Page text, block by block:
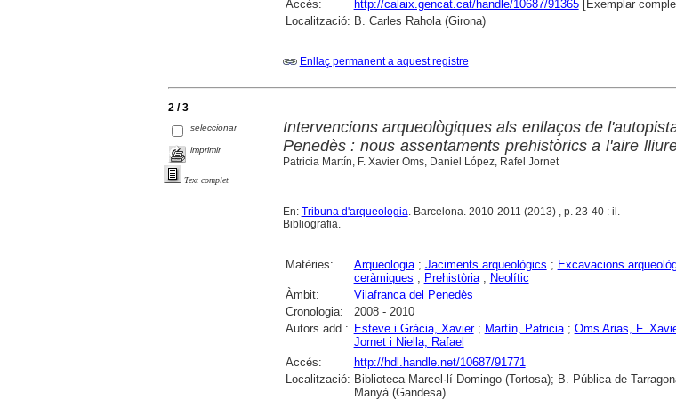
Accés:
http://calaix.gencat.cat/handle/10687/91365[Exemplar
Localització: B. Carles Rahola (Girona)
Enllaç permanent a aquest registre
2 / 3
seleccionar
imprimir
Text complet
Intervencions arqueològiques als enllaços de
Penedès : nous assentaments prehistòrics a l'aire
Patricia Martín, F. Xavier Oms, Daniel López, Rafel Jornet
En: Tribuna d'arqueologia. Barcelona. 2010-2011 (2013) , p. 23-40 : il.
Bibliografia.
Matèries: Arqueologia; Jaciments arqueològics ; Excavacions
ceràmiques ; Prehistòria; Neolític
Àmbit:
Vilafranca del Penedès
Cronologia:
2008 - 2010
Autors add.: Esteve i Gràcia, Xavier; Martín, Patricia; Oms Arias, F.
Jornet i Niella, Rafael
Accés:
http://hdl.handle.net/10687/91771
Localització: Biblioteca Marcel·lí Domingo (Tortosa); B. Pública de
Manyà (Gandesa)